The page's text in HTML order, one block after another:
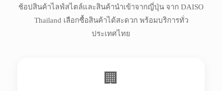
ช้อปสินค้าไลฟ์สไตล์และสินค้านำเข้าจากญี่ปุ่น จาก DAISO
Thailand เลือกซื้อสินค้าได้สะดวก พร้อมบริการทั่ว
ประเทศไทย
🏢